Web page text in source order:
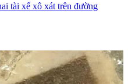
tài xế xô xát trên đường